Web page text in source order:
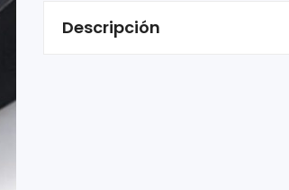
Descripción